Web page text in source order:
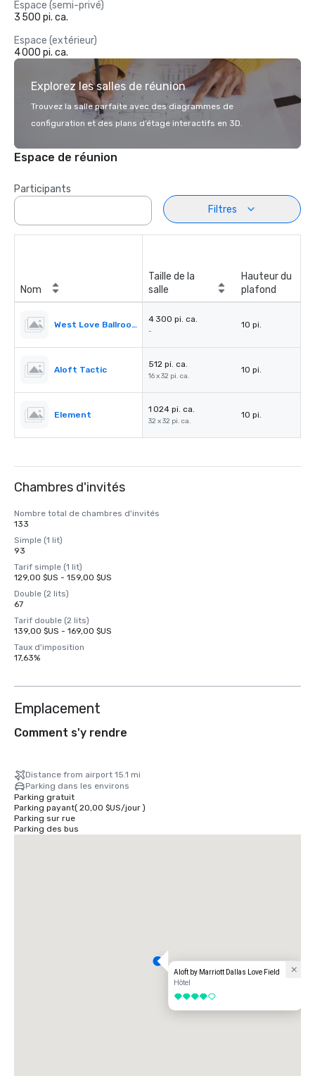
Espace (semi-privé)
3 500 pi. ca.
Espace (extérieur)
4 000 pi. ca.
Explorez les salles de réunion
Trouvez la salle parfaite avec des diagrammes de
configuration et des plans d’étage interactifs en 3D.
Espace de réunion
Participants
Filtres
Nom
Taille de la
salle
Hauteur du
plafond
West Love Ballroom
4 300 pi. ca.
-
10 pi.
Aloft Tactic
512 pi. ca.
16 x 32 pi. ca.
10 pi.
Element
1 024 pi. ca.
32 x 32 pi. ca.
10 pi.
Chambres d'invités
Nombre total de chambres d'invités
133
Simple (1 lit)
93
Tarif simple (1 lit)
129,00 $US - 159,00 $US
Double (2 lits)
67
Tarif double (2 lits)
139,00 $US - 169,00 $US
Taux d'imposition
17,63%
Emplacement
Comment s'y rendre
Distance from airport 15.1 mi
Parking dans les environs
Parking gratuit
Parking payant( 20,00 $US/jour)
Parking sur rue
Parking des bus
Aloft by Marriott Dallas Love Field
Hôtel
4 sur 5